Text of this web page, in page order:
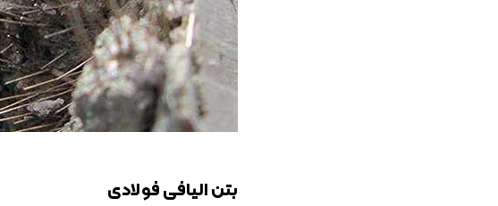
بتن الیافی فولادی